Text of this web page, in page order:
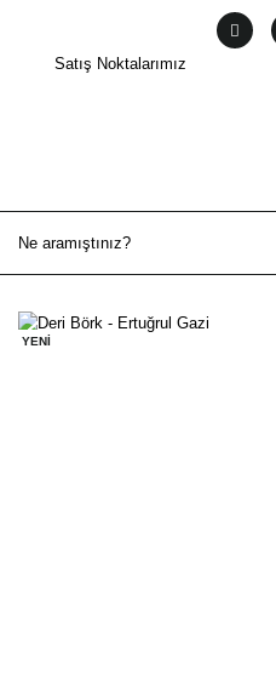
Satış Noktalarımız
YENİ